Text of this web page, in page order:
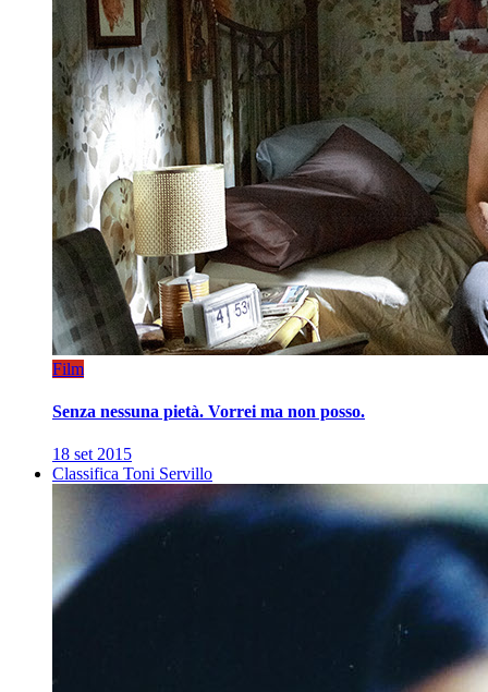
Film
Senza nessuna pietà. Vorrei ma non posso.
18 set 2015
Classifica Toni Servillo